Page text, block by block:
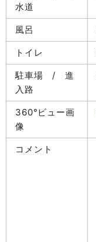
水道
風呂
トイレ
駐車場 / 進
入路
360°ビュー画
像
コメント